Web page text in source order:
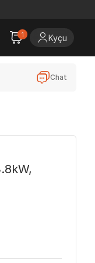
1 Kyçu
Chat